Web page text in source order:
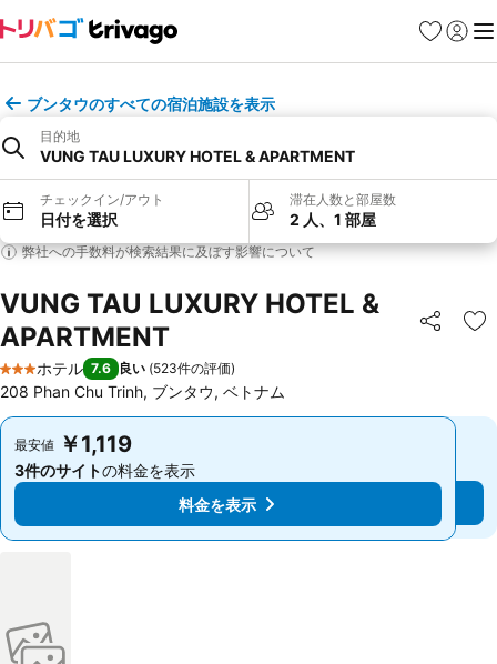
お気に入り
ログイ
メ
ブンタウのすべての宿泊施設を表示
目的地
VUNG TAU LUXURY HOTEL & APARTMENT
チェックイン/アウト
日付を選択
滞在人数と部屋数
2 人、1 部屋
弊社への手数料が検索結果に及ぼす影響について
VUNG TAU LUXURY HOTEL &
APARTMENT
シェア お
3 ホテルのランク
ホテル 7.6 良い (523件の評価)
208 Phan Chu Trinh, ブンタウ, ベトナム
最安値 ￥1,119
3件のサイトの料金を表示
料金を表示
最安値 ￥1,119
3件のサイトの料金を表示
料金を表示